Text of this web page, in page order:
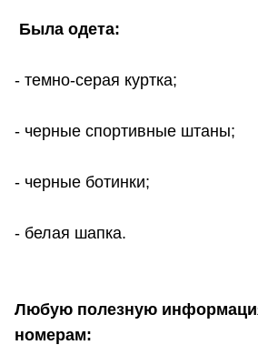
Была одета:
- темно-серая куртка;
- черные спортивные штаны;
- черные ботинки;
- белая шапка.
Любую полезную
номерам: